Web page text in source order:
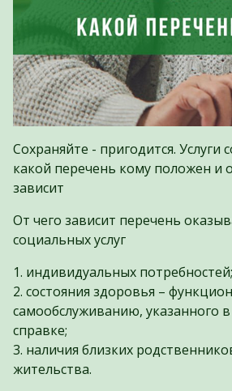
Сохраняйте - пригодится. Услуги
какой перечень кому положен и
зависит
От чего зависит перечень
социальных услуг
1. индивидуальных потребностей;
2. состояния здоровья –
самообслуживанию, указанного
справке;
3. наличия близких
жительства.